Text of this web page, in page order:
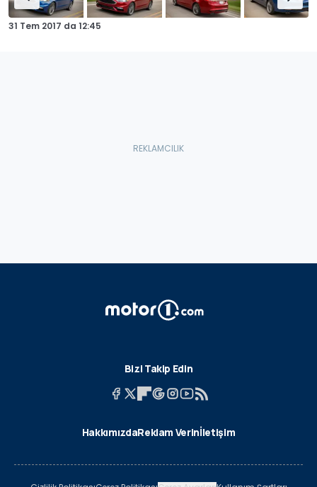
31 Tem 2017 da 12:45
Bizi Takip Edin
HakkımızdaReklam Verinİletişim